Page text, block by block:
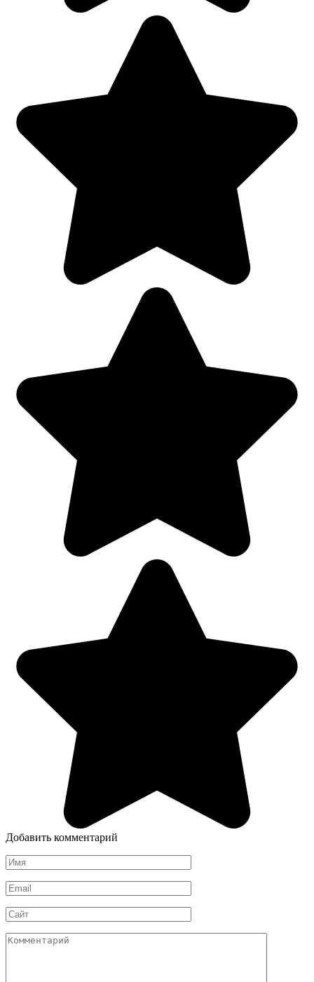
Добавить комментарий
Имя
*
Email
*
Сайт
Комментарий